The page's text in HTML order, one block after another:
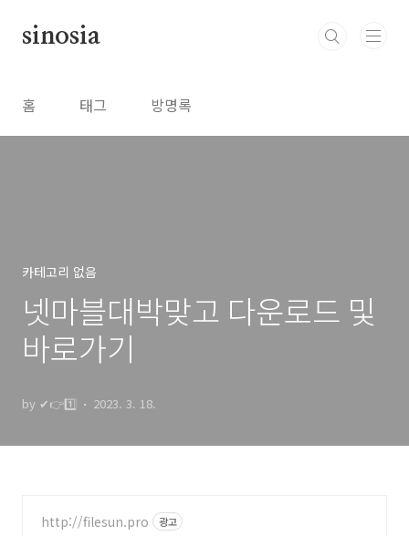
sinosia
홈 태그 방명록
카테고리 없음
넷마블대박맞고 다운로드 및
바로가기
by ✔👉1️⃣ 2023. 3. 18.
http://filesun.pro 광고